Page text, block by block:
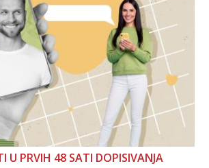
U PRVIH 48 SATI DOPISIVANJA